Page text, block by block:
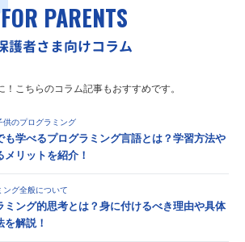
FOR PARENTS
護者さま向けコラム
！こちらのコラム記事もおすすめです。
供のプログラミング
も学べるプログラミング言語とは？学習方法や
メリットを紹介！
ング全般について
ミング的思考とは？身に付けるべき理由や具体
を解説！